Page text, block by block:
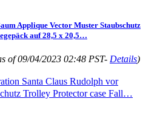
Applique Vector Muster Staubschutz
auf 28,5 x 20,5…
of 09/04/2023 02:48 PST- Details)